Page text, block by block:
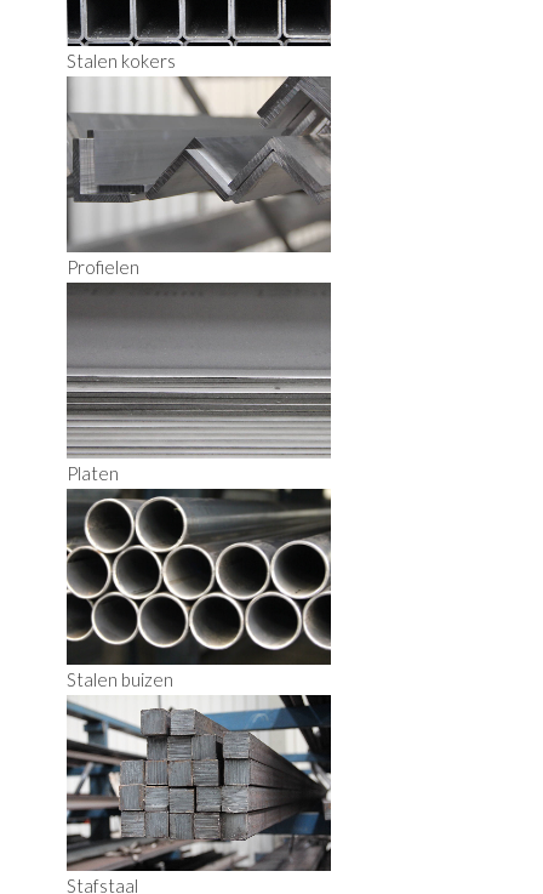
Stalen kokers
Profielen
Platen
Stalen buizen
Stafstaal